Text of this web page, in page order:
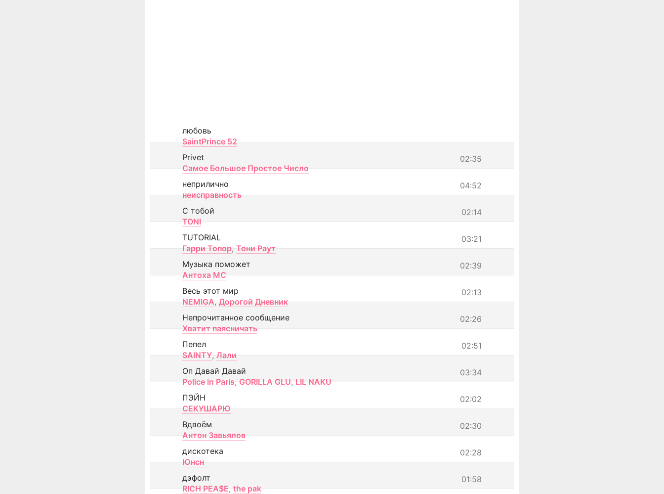
любовь
SaintPrince 52
02:35
Privet
Самое Большое Простое Число
04:52
неприлично
неисправность
02:14
С тобой
TONI
03:21
TUTORIAL
Гарри Топор, Тони Раут
02:39
Музыка поможет
Антоха МС
02:13
Весь этот мир
NEMIGA, Дорогой Дневник
02:26
Непрочитанное сообщение
Хватит паясничать
02:51
Пепел
SAINTY, Лали
03:34
Оп Давай Давай
Police in Paris, GORILLA GLU, LIL NAKU
02:02
ПЭЙН
СЕКУШАРЮ
02:30
Вдвоём
Антон Завьялов
02:28
дискотека
Юнсн
01:58
дэфолт
RICH PEA$E, the pak